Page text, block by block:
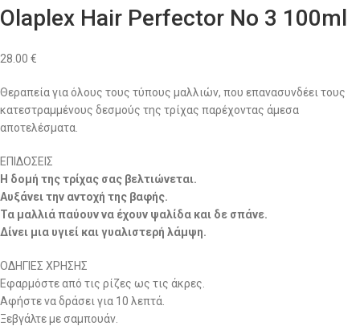
Olaplex Hair Perfector Νο 3 100ml
28.00 €
Θεραπεία για όλους τους τύπους μαλλιών, που επανασυνδέει τους
κατεστραμμένους δεσμούς της τρίχας παρέχοντας άμεσα
αποτελέσματα.
ΕΠΙΔΟΣΕΙΣ
Η δομή της τρίχας σας βελτιώνεται.
Αυξάνει την αντοχή της βαφής.
Τα μαλλιά παύουν να έχουν ψαλίδα και δε σπάνε.
Δίνει μια υγιεί και γυαλιστερή λάμψη.
ΟΔΗΓΙΕΣ ΧΡΗΣΗΣ
Εφαρμόστε από τις ρίζες ως τις άκρες.
Αφήστε να δράσει για 10 λεπτά.
Ξεβγάλτε με σαμπουάν.